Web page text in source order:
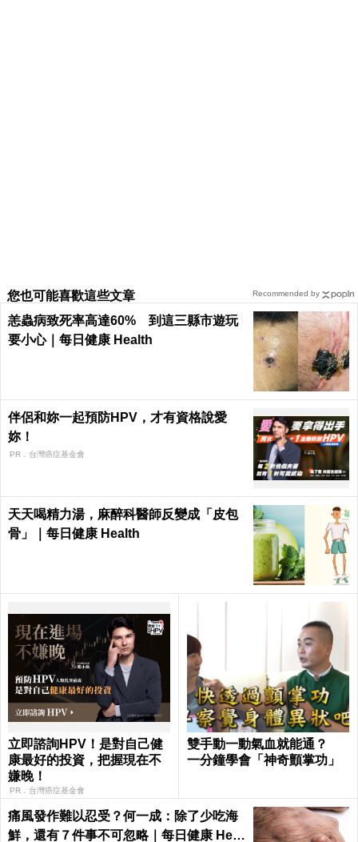
您也可能喜歡這些文章
恙蟲病致死率高達60% 到這三縣市遊玩
要小心｜每日健康 Health
伴侶和妳一起預防HPV，才有資格說愛
妳！
PR．台灣癌症基金會
天天喝精力湯，麻醉科醫師反變成「皮包
骨」｜每日健康 Health
立即諮詢HPV！是對自己健
康最好的投資，把握現在不
嫌晚！
PR．台灣癌症基金會
雙手動一動氣血就能通？
一分鐘學會「神奇顫掌功」
痛風發作難以忍受？何一成：除了少吃海
鮮，還有７件事不可忽略｜每日健康 Heal
Recommended by